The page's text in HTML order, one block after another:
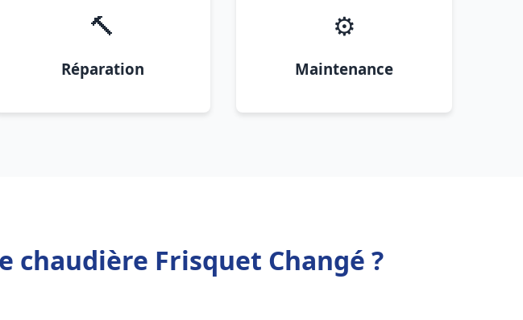
🔨
Réparation
⚙️
Maintenance
chaudière Frisquet Changé ?